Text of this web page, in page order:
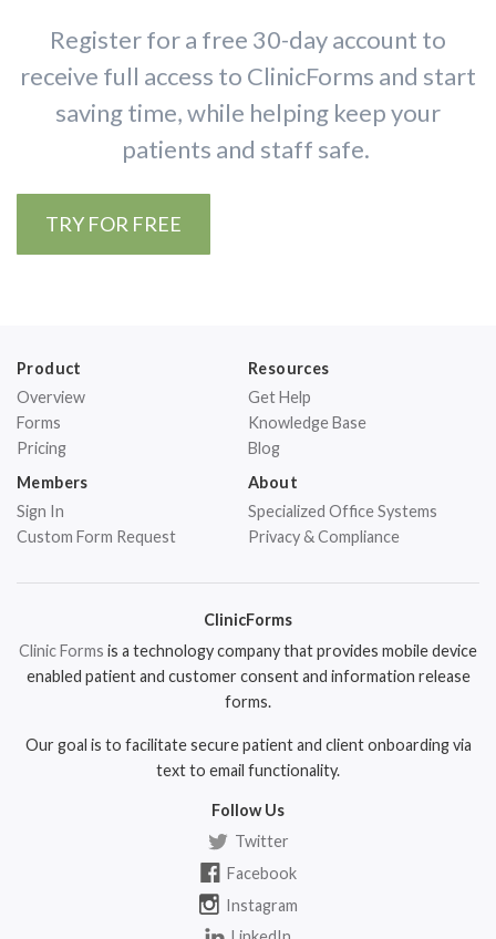
Register for a free 30-day account to
receive full access to ClinicForms and start
saving time, while helping keep your
patients and staff safe.
TRY FOR FREE
Product
Overview
Forms
Pricing
Resources
Get Help
Knowledge Base
Blog
Members
Sign In
Custom Form Request
About
Specialized Office Systems
Privacy & Compliance
ClinicForms
Clinic Forms is a technology company that provides mobile device
enabled patient and customer consent and information release
forms.
Our goal is to facilitate secure patient and client onboarding via
text to email functionality.
Follow Us
Twitter
Facebook
Instagram